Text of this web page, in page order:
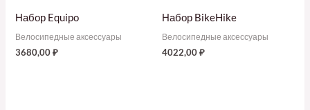
Набор Equipo
Велосипедные аксессуары
3680,00₽
Набор BikeHike
Велосипедные аксессуары
4022,00₽